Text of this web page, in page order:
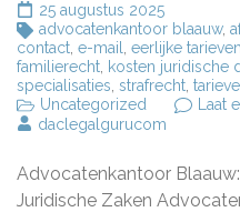
25 augustus 2025
advocatenkantoor blaauw,
contact e-mail eerlijke tarieven
familierecht kosten juridische
specialisaties strafrecht
Uncategorized
Laat
daclegalgurucom
Advocatenkantoor
Juridische Zaken